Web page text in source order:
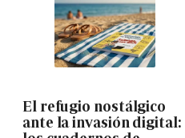
El refugio nostálgico
ante la invasión digital: